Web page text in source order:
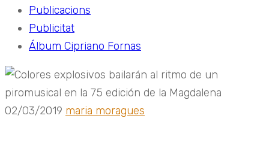
Publicacions
Publicitat
Álbum Cipriano Fornas
02/03/2019 maria moragues